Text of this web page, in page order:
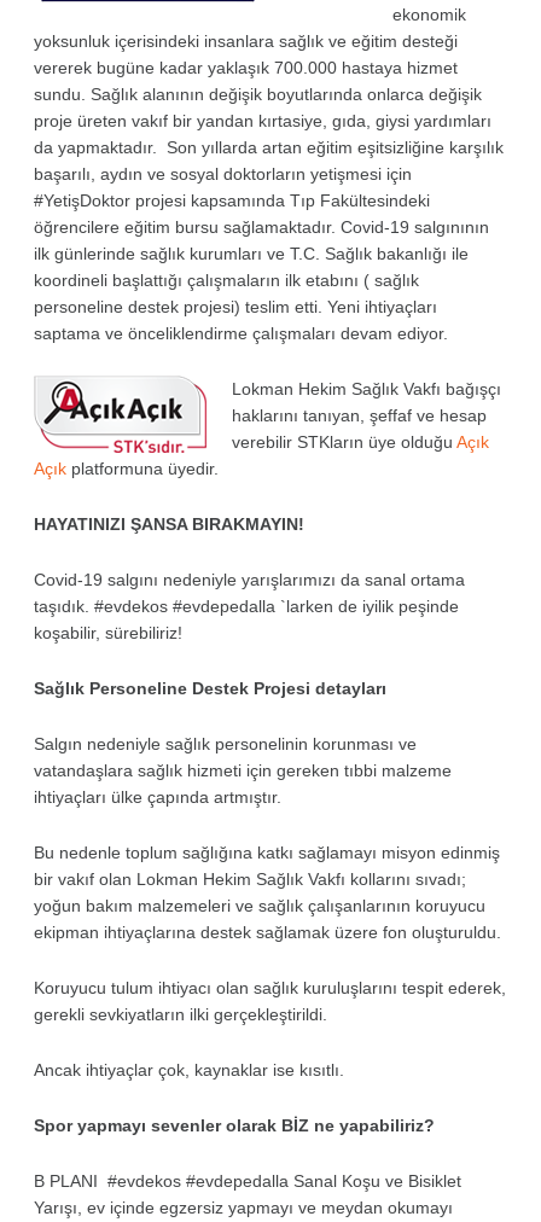
ekonomik
yoksunluk içerisindeki insanlara sağlık ve eğitim desteği
vererek bugüne kadar yaklaşık 700.000 hastaya hizmet
sundu. Sağlık alanının değişik boyutlarında onlarca değişik
proje üreten vakıf bir yandan kırtasiye, gıda, giysi yardımları
da yapmaktadır. Son yıllarda artan eğitim eşitsizliğine karşılık
başarılı, aydın ve sosyal doktorların yetişmesi için
#YetişDoktor projesi kapsamında Tıp Fakültesindeki
öğrencilere eğitim bursu sağlamaktadır. Covid-19 salgınının
ilk günlerinde sağlık kurumları ve T.C. Sağlık bakanlığı ile
koordineli başlattığı çalışmaların ilk etabını ( sağlık
personeline destek projesi) teslim etti. Yeni ihtiyaçları
saptama ve önceliklendirme çalışmaları devam ediyor.
Lokman Hekim Sağlık Vakfı bağışçı
haklarını tanıyan, şeffaf ve hesap
verebilir STKların üye olduğu Açık
Açıkplatformuna üyedir.
HAYATINIZI ŞANSA BIRAKMAYIN!
Covid-19 salgını nedeniyle yarışlarımızı da sanal ortama
taşıdık. #evdekos #evdepedalla `larken de iyilik peşinde
koşabilir, sürebiliriz!
Sağlık Personeline Destek Projesi detayları
Salgın nedeniyle sağlık personelinin korunması ve
vatandaşlara sağlık hizmeti için gereken tıbbi malzeme
ihtiyaçları ülke çapında artmıştır.
Bu nedenle toplum sağlığına katkı sağlamayı misyon edinmiş
bir vakıf olan Lokman Hekim Sağlık Vakfı kollarını sıvadı;
yoğun bakım malzemeleri ve sağlık çalışanlarının koruyucu
ekipman ihtiyaçlarına destek sağlamak üzere fon oluşturuldu.
Koruyucu tulum ihtiyacı olan sağlık kuruluşlarını tespit ederek,
gerekli sevkiyatların ilki gerçekleştirildi.
Ancak ihtiyaçlar çok, kaynaklar ise kısıtlı.
Spor yapmayı sevenler olarak BİZ ne yapabiliriz?
B PLANI #evdekos #evdepedalla Sanal Koşu ve Bisiklet
Yarışı, ev içinde egzersiz yapmayı ve meydan okumayı